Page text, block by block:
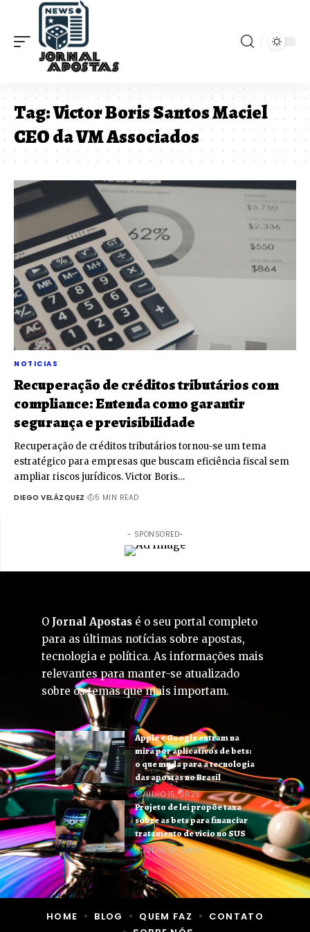
Tag:Victor Boris Santos Maciel
CEO da VM Associados
NOTICIAS
Recuperação de créditos tributários com
compliance: Entenda como garantir
segurança e previsibilidade
Recuperação de créditos tributários tornou-se um tema
estratégico para empresas que buscam eficiência fiscal sem
ampliar riscos jurídicos. Victor Boris…
DIEGO VELÁZQUEZ 5 MIN READ
- SPONSORED-
O Jornal Apostas é o seu portal completo
para as últimas notícias sobre apostas,
tecnologia e política. As informações mais
relevantes para manter-se atualizado
sobre os temas que mais importam.
Apple e Google entram na
mira por aplicativos de bets:
o que muda para a tecnologia
das apostas no Brasil
JULHO 15, 2026
Projeto de lei propõe taxa
sobre as bets para financiar
tratamento de vício no SUS
JULHO 27, 2026
HOME BLOG QUEM FAZ
CONTATO